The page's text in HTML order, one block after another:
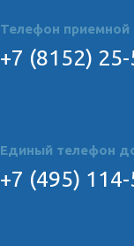
Телефон приемной
+7 (8152)
Единый телефон
+7 (495)